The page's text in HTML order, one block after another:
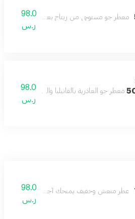
معطر جو مستوحى من ريتاج بعبير الزهور
98.0
ر.س
500 معطر جو العاذرية بالفانيليا والباتشولي والمسك
98.0
ر.س
عطر منعش وخفيف يمنحك أجواء باردة ومريحة
98.0
ر.س